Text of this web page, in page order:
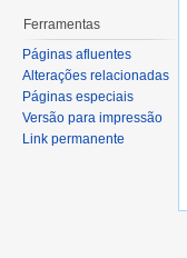
Ferramentas
Páginas afluentes
Alterações relacionadas
Páginas especiais
Versão para impressão
Link permanente